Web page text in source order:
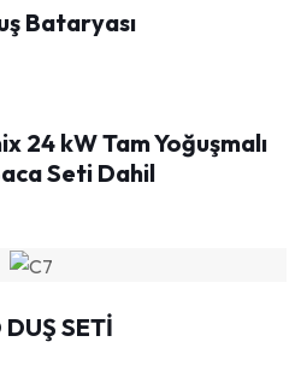
Bataryası
24 kW Tam Yoğuşmalı
Seti Dahil
DUŞ SETİ